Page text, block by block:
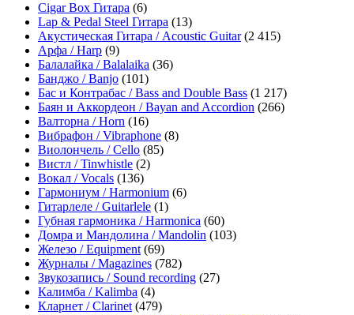
Cigar Box Гитара (6)
Lap & Pedal Steel Гитара (13)
Акустическая Гитара / Acoustic Guitar(2 415)
Арфа / Harp (9)
Балалайка / Balalaika (36)
Банджо / Banjo (101)
Бас и Контрабас / Bass and Double Bass (1 217)
Баян и Аккордеон / Bayan and Accordion (266)
Валторна / Horn (16)
Вибрафон / Vibraphone (8)
Виолончель / Cello (85)
Вистл / Tinwhistle (2)
Вокал / Vocals (136)
Гармониум / Harmonium (6)
Гитарлеле / Guitarlele (1)
Губная гармоника / Harmonica (60)
Домра и Мандолина / Mandolin (103)
Железо / Equipment (69)
Журналы / Magazines (782)
Звукозапись / Sound recording (27)
Калимба / Kalimba (4)
Кларнет / Clarinet (479)